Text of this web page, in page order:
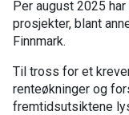
Per august 2025
prosjekter, blant
Finnmark.
Til tross for et
renteøkninger og
fremtidsutsiktene